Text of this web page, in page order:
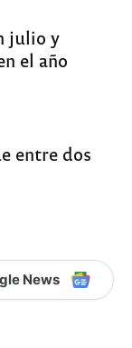
julio y
el año
entre dos
News